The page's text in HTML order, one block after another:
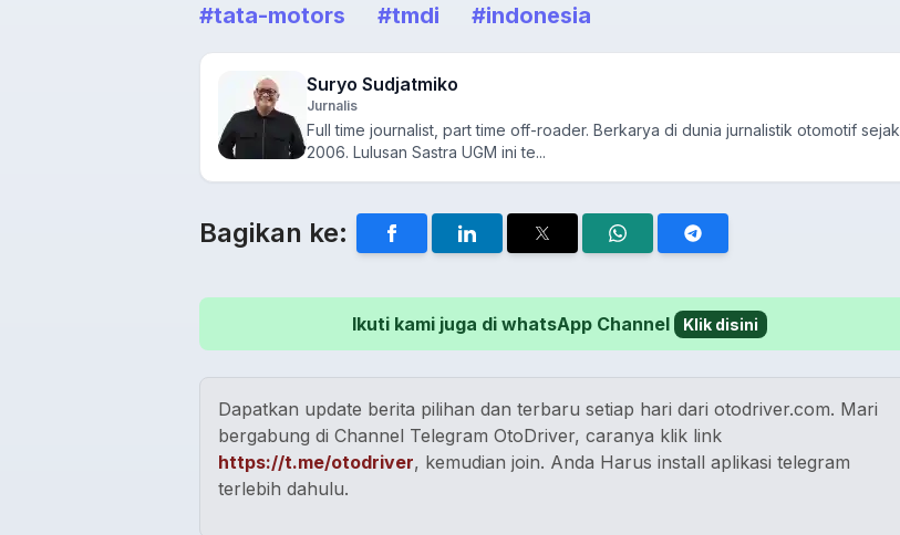
#tata-motors #tmdi #indonesia
Suryo Sudjatmiko
Jurnalis
Full time journalist, part time off-roader. Berkarya di dunia jurnalistik otomotif sejak
2006. Lulusan Sastra UGM ini te...
Bagikan ke:
Ikuti kami juga di whatsApp Channel Klik disini
Dapatkan update berita pilihan dan terbaru setiap hari dari otodriver.com. Mari
bergabung di Channel Telegram OtoDriver, caranya klik link
https://t.me/otodriver, kemudian join. Anda Harus install aplikasi telegram
terlebih dahulu.